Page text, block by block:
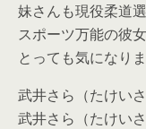
妹さんも現役柔道
スポーツ万能の彼
とっても気になり
武井さら（たけい
武井さら（たけい